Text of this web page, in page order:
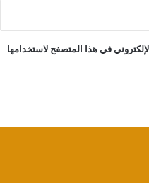
في هذا المتصفح لاستخدامها